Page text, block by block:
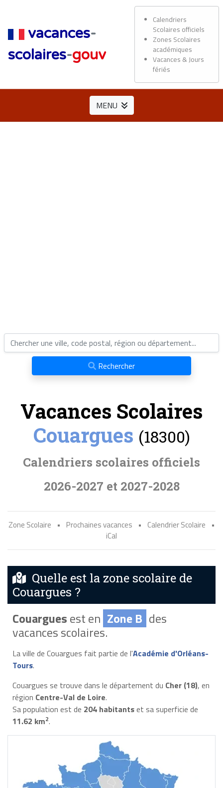
vacances-
scolaires-gouv
Calendriers
Scolaires officiels
Zones Scolaires
académiques
Vacances & Jours
fériés
MENU
Rechercher
Vacances Scolaires
Couargues (18300)
Calendriers scolaires officiels
2026-2027 et 2027-2028
Zone Scolaire • Prochaines vacances • Calendrier Scolaire
•
iCal
Quelle est la zone scolaire de
Couargues ?
Couarguesest en Zone B des
vacances scolaires.
La ville de Couargues fait partie de l'Académie d'Orléans-
Tours.
Couargues se trouve dans le département du Cher (18), en
région Centre-Val de Loire.
Sa population est de 204 habitantset sa superficie de
11.62 km2.